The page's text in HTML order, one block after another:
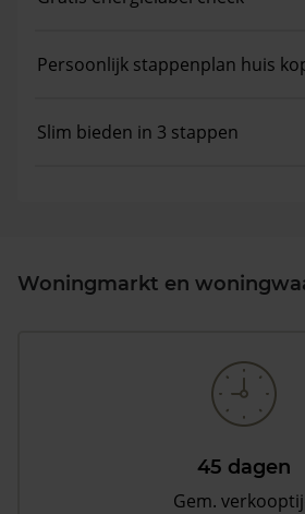
Persoonlijk stappenplan huis
Slim bieden in 3 stappen
Woningmarkt en
45 dagen
Gem.